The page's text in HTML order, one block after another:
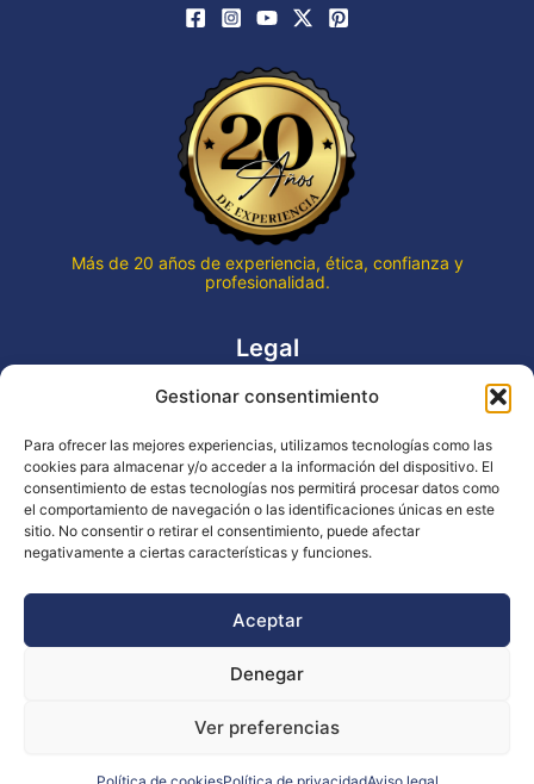
Gestionar consentimiento
Para ofrecer las mejores experiencias, utilizamos tecnologías como las
cookies para almacenar y/o acceder a la información del dispositivo. El
consentimiento de estas tecnologías nos permitirá procesar datos como
el comportamiento de navegación o las identificaciones únicas en este
sitio. No consentir o retirar el consentimiento, puede afectar
negativamente a ciertas características y funciones.
Aceptar
Denegar
Ver preferencias
Más de 20 años de experiencia, ética, confianza y
profesionalidad.
Legal
Aviso legal
Declaración de accesibilidad
Política de cookies (UE)